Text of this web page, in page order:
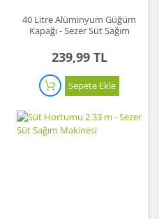
40 Litre Alüminyum Güğüm
Kapağı - Sezer Süt Sağım
239,99 TL
Sepete Ekle